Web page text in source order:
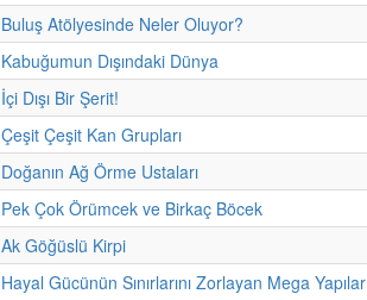
Buluş Atölyesinde Neler Oluyor?
Kabuğumun Dışındaki Dünya
İçi Dışı Bir Şerit!
Çeşit Çeşit Kan Grupları
Doğanın Ağ Örme Ustaları
Pek Çok Örümcek ve Birkaç Böcek
Ak Göğüslü Kirpi
Hayal Gücünün Sınırlarını Zorlayan Mega Yapılar